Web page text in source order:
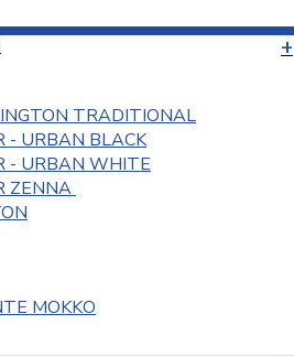
TRADITIONAL
- URBAN BLACK
- URBAN WHITE
ZENNA
MOKKO